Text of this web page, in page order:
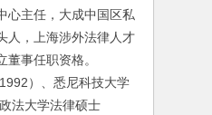
心主任，大成中国区私
人，上海涉外法律人才
董事任职资格。
）、悉尼科技大学
法大学法律硕士